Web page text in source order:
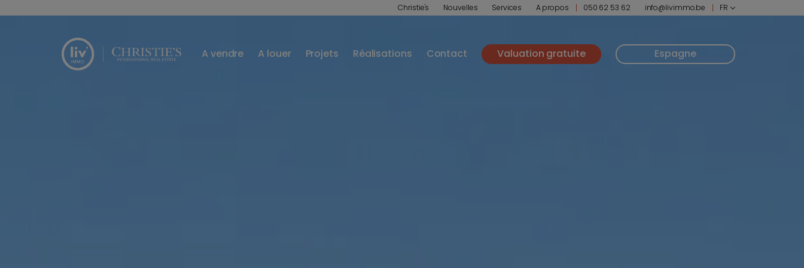
Christie's Nouvelles Services A propos 050 62 53 62 info@livimmo.be FR
A vendre A louer Projets Réalisations Contact Valuation gratuite Espagne